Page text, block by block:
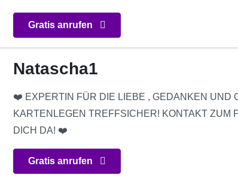
Gratis anrufen
Natascha1
❤️ EXPERTIN FÜR DIE LIEBE , GEDANKEN
KARTENLEGEN TREFFSICHER! KONTAKT ZUM
DICH DA! ❤️
Gratis anrufen